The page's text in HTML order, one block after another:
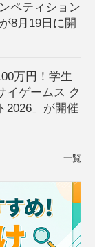
ペティション
8月19日に開
万円！学生
イゲームス ク
2026」が開催
一覧